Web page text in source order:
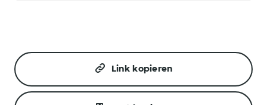
Link kopieren